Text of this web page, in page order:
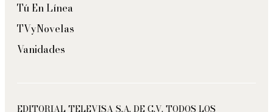
Tú En Línea
TVyNovelas
Vanidades
EDITORIAL TELEVISA S.A. DE C.V. TODOS LOS